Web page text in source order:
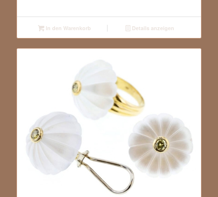
In den Warenkorb Details anzeigen